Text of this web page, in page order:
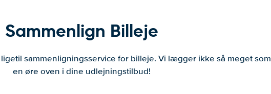
Sammenlign Billeje
sammenligningsservice for billeje. Vi lægger ikke så meget som
en øre oven i dine udlejningstilbud!